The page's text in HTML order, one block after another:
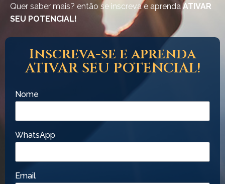
Quer saber mais? então se inscreva e aprendaATIVAR
SEU POTENCIAL!
Inscreva-se e aprenda
ATIVAR SEU POTENCIAL!
Nome
WhatsApp
Email